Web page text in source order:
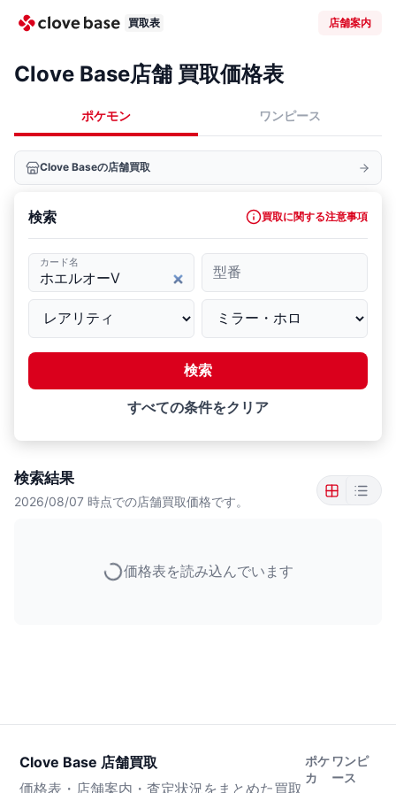
買取表 店舗案内
Clove Base店舗 買取価格表
ポケモン ワンピース
Clove Baseの店舗買取
検索 買取に関する注意事項
カード名
型番
検索
すべての条件をクリア
検索結果
2026/08/07 時点での店舗買取価格です。
価格表を読み込んでいます
Clove Base 店舗買取
価格表・店舗案内・査定状況をまとめた買取
ポケ
カ
ワンピ
ース